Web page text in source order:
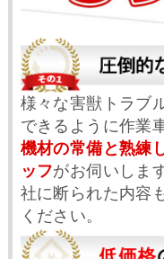
様々な害獣トラブ
できるように作業
機材の常備と熟練
ッフがお伺いしま
社に断られた内容
ください。